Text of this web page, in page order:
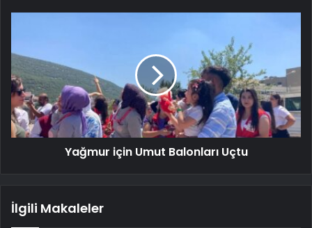
Yağmur için Umut Balonları Uçtu
İlgili Makaleler